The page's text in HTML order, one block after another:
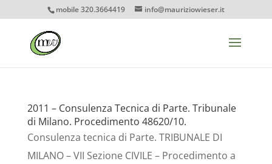
mobile 320.3664419 info@mauriziowieser.it
2011 – Consulenza Tecnica di Parte. Tribunale
di Milano. Procedimento 48620/10.
Consulenza tecnica di Parte. TRIBUNALE DI
MILANO – VII Sezione CIVILE – Procedimento a